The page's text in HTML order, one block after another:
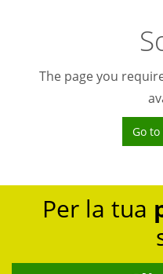
The page you
Go
Per la tua